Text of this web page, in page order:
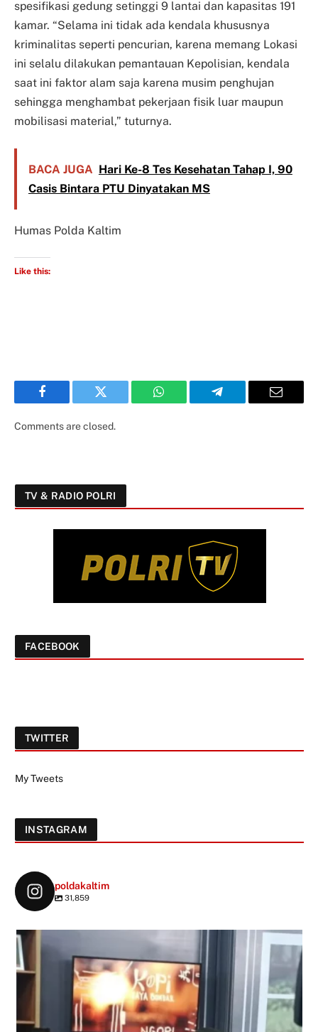
spesifikasi gedung setinggi 9 lantai dan kapasitas 191
kamar. “Selama ini tidak ada kendala khususnya
kriminalitas seperti pencurian, karena memang Lokasi
ini selalu dilakukan pemantauan Kepolisian, kendala
saat ini faktor alam saja karena musim penghujan
sehingga menghambat pekerjaan fisik luar maupun
mobilisasi material,” tuturnya.
BACA JUGA Hari Ke-8 Tes Kesehatan Tahap I, 90
Casis Bintara PTU Dinyatakan MS
Humas Polda Kaltim
Like this:
Facebook Twitter WhatsApp Telegram Email
Comments are closed.
TV & RADIO POLRI
FACEBOOK
TWITTER
My Tweets
INSTAGRAM
poldakaltim
31,859